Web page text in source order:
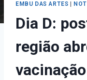
EMBU DAS ARTES
Dia D:
região